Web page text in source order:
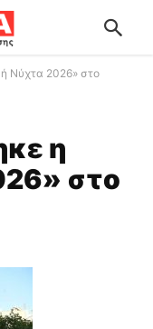
Νύχτα 2026» στο
η
στο